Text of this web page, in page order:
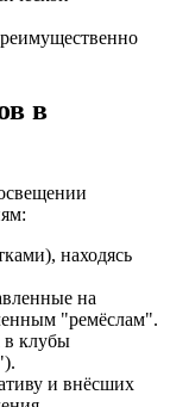
в
находясь
на
"ремёслам".
в клубы
и внёсших